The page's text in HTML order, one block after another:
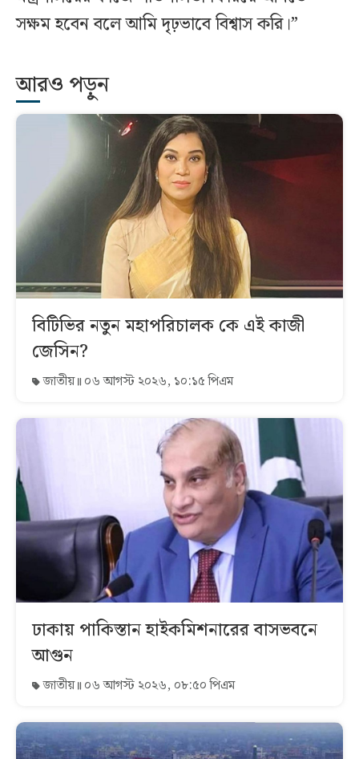
সক্ষম হবেন বলে আমি দৃঢ়ভাবে বিশ্বাস করি।”
আরও পড়ুন
বিটিভির নতুন মহাপরিচালক কে এই কাজী
জেসিন?
জাতীয় ০৬ আগস্ট ২০২৬, ১০:১৫ পিএম
ঢাকায় পাকিস্তান হাইকমিশনারের বাসভবনে
আগুন
জাতীয় ০৬ আগস্ট ২০২৬, ০৮:৫০ পিএম